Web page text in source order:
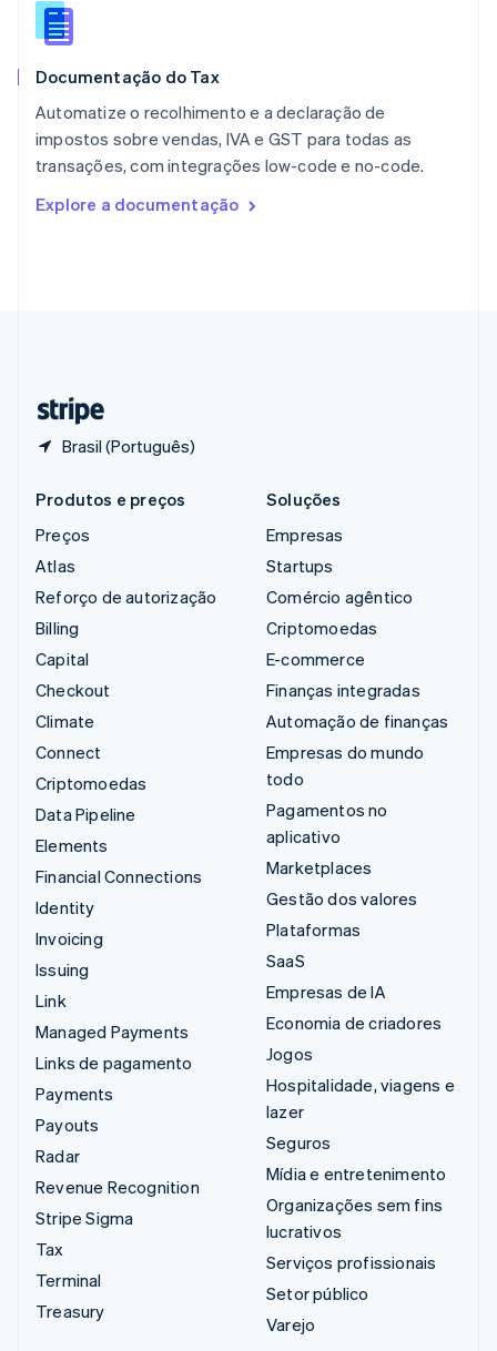
Documentação do Tax
Automatize o recolhimento e a declaração de
impostos sobre vendas, IVA e GST para todas as
transações, com integrações low-code e no-code.
Explore a documentação
Brasil (Português)
Portugal
Português
English简体中文
Reino Unido
República Tcheca
English
English
Produtos e preços
Preços
Atlas
Reforço de autorização
Billing
Capital
Checkout
Climate
Connect
Criptomoedas
Data Pipeline
Elements
Financial Connections
Identity
Invoicing
Issuing
Link
Managed Payments
Links de pagamento
Payments
Payouts
Radar
Revenue Recognition
Stripe Sigma
Tax
Terminal
Treasury
Soluções
Empresas
Startups
Comércio agêntico
Criptomoedas
E-commerce
Finanças integradas
Automação de finanças
Empresas do mundo
todo
Pagamentos no
aplicativo
Marketplaces
Gestão dos valores
Plataformas
SaaS
Empresas de IA
Economia de criadores
Jogos
Hospitalidade, viagens e
lazer
Seguros
Mídia e entretenimento
Organizações sem fins
lucrativos
Serviços profissionais
Setor público
Varejo